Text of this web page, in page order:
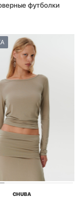
футболки
CHUBA